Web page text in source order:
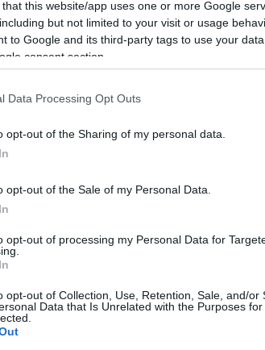
that this website/app uses one or more Google
but not limited to your visit or usage
to Google and its third-party tags to use your
consent section.
Data Processing Opt Outs
opt-out of the Sharing of my personal data.
opt-out of the Sale of my Personal Data.
opt-out of processing my Personal Data for
opt-out of Collection, Use, Retention, Sale, and/or
Data that Is Unrelated with the Purposes
του μπιτς βόλεϊ Αντωνακάκη/
Κ18, συνεχίστηκε
με τρία στα τρία
μάλιστα αήττητες την